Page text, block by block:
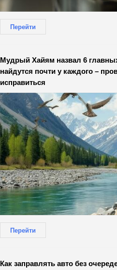
Перейти
Мудрый Хайям назвал 6
найдутся почти у каждого –
исправиться
Перейти
Как заправлять авто без